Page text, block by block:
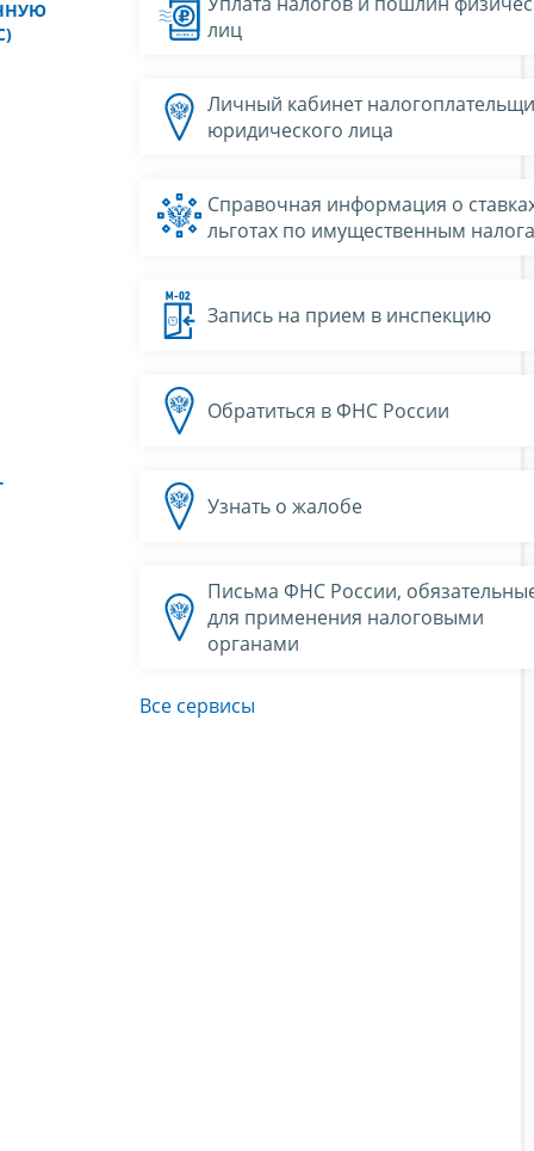
лиц
Личный кабинет
юридического лица
Справочная информация о
льготах по имущественным
Запись на прием в инспекцию
Обратиться в ФНС России
Узнать о жалобе
Письма ФНС России,
для применения налоговыми
органами
Все сервисы